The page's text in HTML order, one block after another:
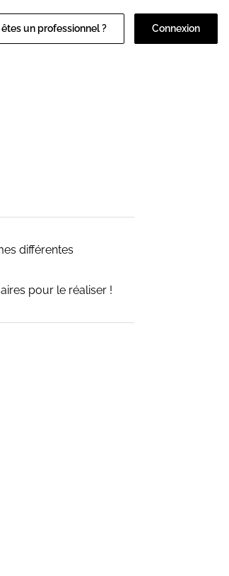
êtes un professionnel ? Connexion
différentes
pour le réaliser !